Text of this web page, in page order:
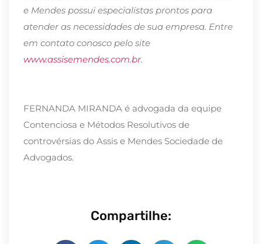
e Mendes possui especialistas prontos para
atender as necessidades de sua empresa. Entre
em contato conosco pelo site
www.assisemendes.com.br.
FERNANDA MIRANDA é advogada da equipe
Contenciosa e Métodos Resolutivos de
controvérsias do Assis e Mendes Sociedade de
Advogados.
Compartilhe: